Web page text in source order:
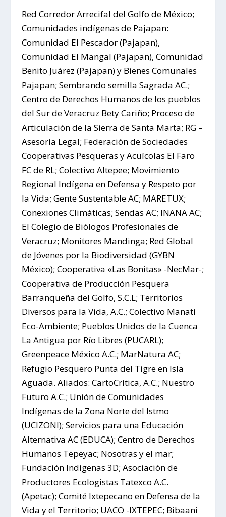
Red Corredor Arrecifal del Golfo de México;
Comunidades indígenas de Pajapan:
Comunidad El Pescador (Pajapan),
Comunidad El Mangal (Pajapan), Comunidad
Benito Juárez (Pajapan) y Bienes Comunales
Pajapan; Sembrando semilla Sagrada AC.;
Centro de Derechos Humanos de los pueblos
del Sur de Veracruz Bety Cariño; Proceso de
Articulación de la Sierra de Santa Marta; RG –
Asesoría Legal; Federación de Sociedades
Cooperativas Pesqueras y Acuícolas El Faro
FC de RL; Colectivo Altepee; Movimiento
Regional Indígena en Defensa y Respeto por
la Vida; Gente Sustentable AC; MARETUX;
Conexiones Climáticas; Sendas AC; INANA AC;
El Colegio de Biólogos Profesionales de
Veracruz; Monitores Mandinga; Red Global
de Jóvenes por la Biodiversidad (GYBN
México); Cooperativa «Las Bonitas» -NecMar-;
Cooperativa de Producción Pesquera
Barranqueña del Golfo, S.C.L; Territorios
Diversos para la Vida, A.C.; Colectivo Manatí
Eco-Ambiente; Pueblos Unidos de la Cuenca
La Antigua por Río Libres (PUCARL);
Greenpeace México A.C.; ​​MarNatura AC;
Refugio Pesquero Punta del Tigre en Isla
Aguada. Aliados: CartoCrítica, A.C.; Nuestro
Futuro A.C.; Unión de Comunidades
Indígenas de la Zona Norte del Istmo
(UCIZONI); Servicios para una Educación
Alternativa AC (EDUCA); Centro de Derechos
Humanos Tepeyac; Nosotras y el mar;
Fundación Indígenas 3D; Asociación de
Productores Ecologistas Tatexco A.C.
(Apetac); Comité Ixtepecano en Defensa de la
Vida y el Territorio; UACO -IXTEPEC; Bibaani